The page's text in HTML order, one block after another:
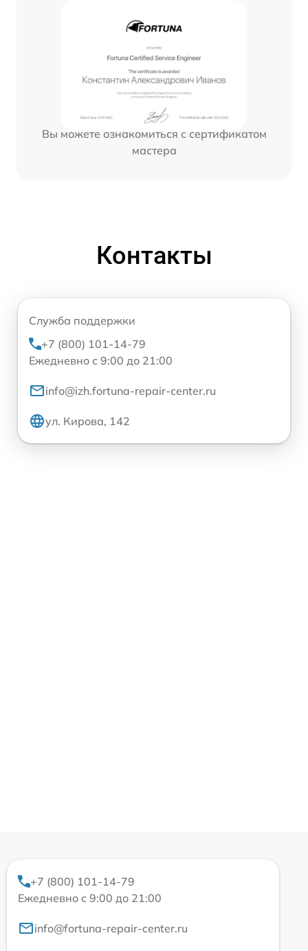
Вы можете ознакомиться с сертификатом
мастера
Контакты
Служба поддержки
+7 (800) 101-14-79
Ежедневно с 9:00 до 21:00
info@izh.fortuna-repair-center.ru
ул. Кирова, 142
+7 (800) 101-14-79
Ежедневно с 9:00 до 21:00
info@fortuna-repair-center.ru